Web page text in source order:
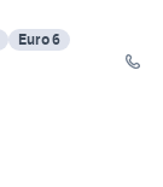
Euro 6